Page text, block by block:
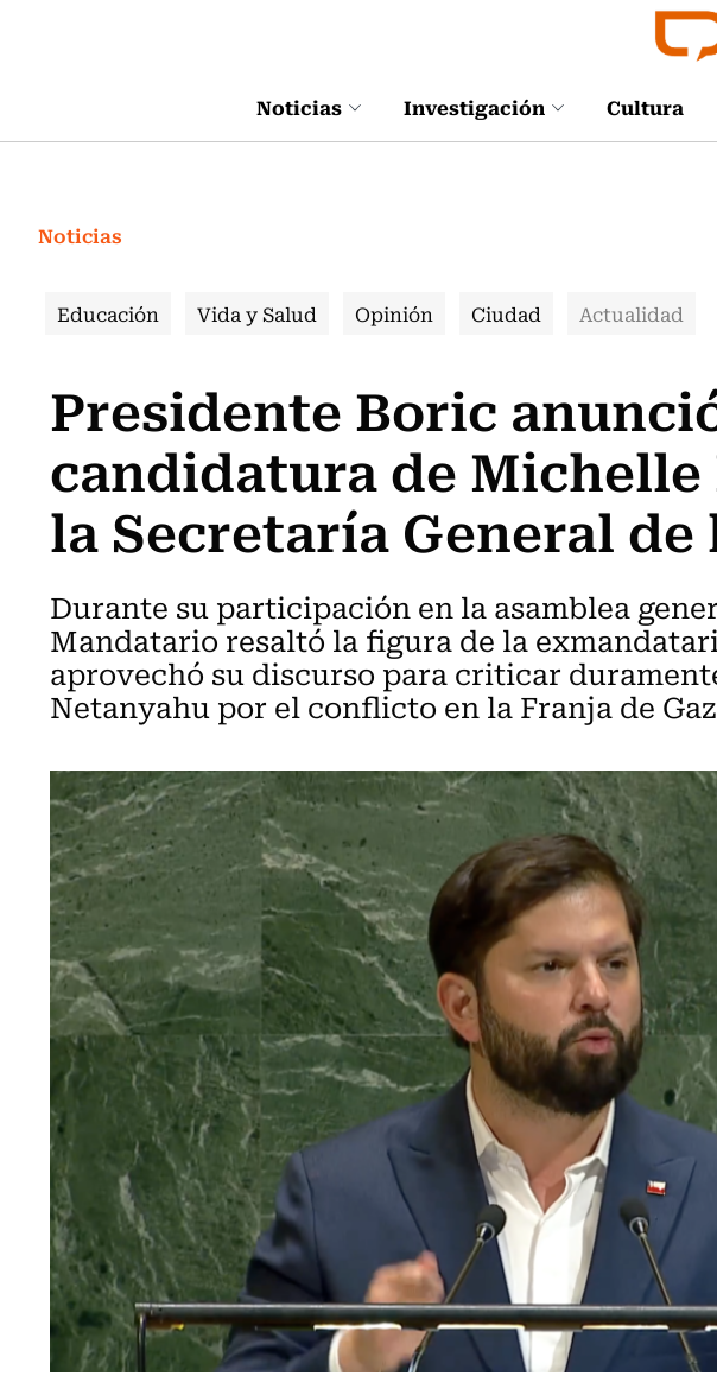
Noticias Investigación Cultura
Noticias
Educación Vida y Salud Opinión Ciudad Actualidad
Presidente Boric
candidatura de Michelle
la Secretaría General de
Durante su participación en la asamblea
Mandatario resaltó la figura de la
aprovechó su discurso para criticar
Netanyahu por el conflicto en la Franja de